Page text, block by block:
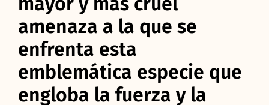
amenaza a la que se
enfrenta esta
emblemática especie que
engloba la fuerza y la